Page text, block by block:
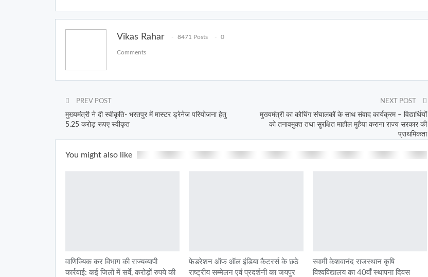
Vikas Rahar 8471 Posts 0
Comments
PREV POST
मुख्यमंत्री ने दी स्वीकृति- भरतपुर में मास्टर ड्रेनेज परियोजना हेतु
5.25 करोड़ रूपए स्वीकृत
NEXT POST
मुख्यमंत्री का कोचिंग संचालकों के साथ संवाद कार्यक्रम – विद्यार्थियों
को तनावमुक्त तथा सुरक्षित माहौल मुहैया कराना राज्य सरकार की
प्राथमिकता
You might also like
वाणिज्यिक कर विभाग की राज्यव्यापी
कार्रवाई: कई जिलों में सर्वे, करोड़ों रुपये की
फेडरेशन ऑफ ऑल इंडिया कैटरर्स के छठे
राष्ट्रीय सम्मेलन एवं प्रदर्शनी का जयपुर
स्वामी केशवानंद राजस्थान कृषि
विश्वविद्यालय का 40वाँ स्थापना दिवस